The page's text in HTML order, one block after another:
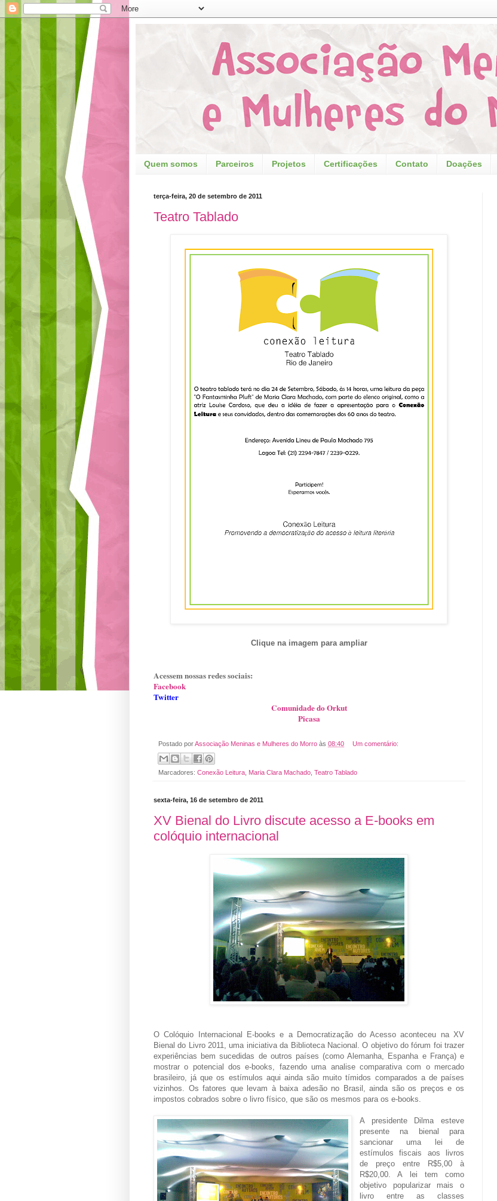
Quem somos Parceiros Projetos Certificações Contato Doações
terça-feira, 20 de setembro de 2011
Teatro Tablado
Clique na imagem para ampliar
Acessem nossas redes sociais:
Facebook
Twitter
Comunidade do Orkut
Picasa
Postado porAssociação Meninas e Mulheres do Morro às 08:40 Um comentário:
Marcadores: Conexão Leitura Maria Clara Machado Teatro Tablado
sexta-feira, 16 de setembro de 2011
XV Bienal do Livro discute acesso a E-books em
colóquio internacional
O Colóquio Internacional E-books e a Democratização do Acesso aconteceu na XV
Bienal do Livro 2011, uma iniciativa da Biblioteca Nacional. O objetivo do fórum foi trazer
experiências bem sucedidas de outros países (como Alemanha, Espanha e França) e
mostrar o potencial dos e-books, fazendo uma analise comparativa com o mercado
brasileiro, já que os estímulos aqui ainda são muito tímidos comparados a de países
vizinhos. Os fatores que levam à baixa adesão no Brasil, ainda são os preços e os
impostos cobrados sobre o livro físico, que são os mesmos para os e-books.
A presidente Dilma esteve
presente na bienal para
sancionar uma lei de
estímulos fiscais aos livros
de preço entre R$5,00 à
R$20,00. A lei tem como
objetivo popularizar mais o
livro entre as classes